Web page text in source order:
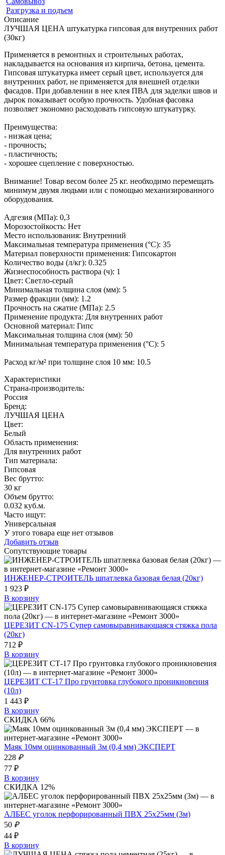
Разгрузка и подъем
Описание
ЛУЧШАЯ ЦЕНА штукатурка гипсовая для внутренних работ
(30кг)
Применяется в ремонтных и строительных работах,
накладывается на основания из кирпича, бетона, цемента.
Гипсовая штукатурка имеет серый цвет, используется для
внутренних работ, не применяется для внешней отделки
фасадов. При добавлении в нее клея ПВА для заделки швов и
дырок показывает особую прочность. Удобная фасовка
позволяет экономно расходовать гипсовую штукатурку.
Преимущества:
- низкая цена;
- прочность;
- пластичность;
- хорошее сцепление с поверхностью.
Внимание! Товар весом более 25 кг. необходимо перемещать
минимум двумя людьми или с помощью механизированного
оборудования.
Адгезия (МПа): 0,3
Морозостойкость: Нет
Место использования: Внутренний
Максимальная температура применения (°C): 35
Материал поверхности применения: Гипсокартон
Количество воды (л/кг): 0.325
Жизнеспособность раствора (ч): 1
Цвет: Светло-серый
Минимальная толщина слоя (мм): 5
Размер фракции (мм): 1.2
Прочность на сжатие (МПа): 2.5
Применение продукта: Для внутренних работ
Основной материал: Гипс
Максимальная толщина слоя (мм): 50
Минимальная температура применения (°C): 5
Расход кг/м² при толщине слоя 10 мм: 10.5
Характеристики
Страна-производитель:
Россия
Бренд:
ЛУЧШАЯ ЦЕНА
Цвет:
Белый
Область применения:
Для внутренних работ
Тип материала:
Гипсовая
Вес брутто:
30 кг
Объем брутто:
0.032 куб.м.
Часто ищут:
Универсальная
У этого товара еще нет отзывов
Добавить отзыв
Сопутствующие товары
ИНЖЕНЕР-СТРОИТЕЛЬ шпатлевка базовая белая (20кг)
1 923 ₽
В корзину
ЦЕРЕЗИТ CN-175 Супер самовыравнивающаяся стяжка пола
(20кг)
712 ₽
В корзину
ЦЕРЕЗИТ СТ-17 Про грунтовка глубокого проникновения
(10л)
1 443 ₽
В корзину
СКИДКА 66%
Маяк 10мм оцинкованный 3м (0,4 мм) ЭКСПЕРТ
228 ₽
77 ₽
В корзину
СКИДКА 12%
АЛБЕС уголок перфорированный ПВХ 25x25мм (3м)
50 ₽
44 ₽
В корзину